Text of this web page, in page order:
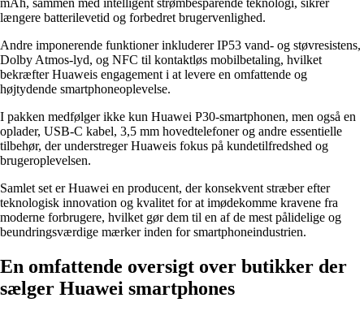
mAh, sammen med intelligent strømbesparende teknologi, sikrer
længere batterilevetid og forbedret brugervenlighed.
Andre imponerende funktioner inkluderer IP53 vand- og støvresistens,
Dolby Atmos-lyd, og NFC til kontaktløs mobilbetaling, hvilket
bekræfter Huaweis engagement i at levere en omfattende og
højtydende smartphoneoplevelse.
I pakken medfølger ikke kun Huawei P30-smartphonen, men også en
oplader, USB-C kabel, 3,5 mm hovedtelefoner og andre essentielle
tilbehør, der understreger Huaweis fokus på kundetilfredshed og
brugeroplevelsen.
Samlet set er Huawei en producent, der konsekvent stræber efter
teknologisk innovation og kvalitet for at imødekomme kravene fra
moderne forbrugere, hvilket gør dem til en af de mest pålidelige og
beundringsværdige mærker inden for smartphoneindustrien.
En omfattende oversigt over butikker der
sælger Huawei smartphones